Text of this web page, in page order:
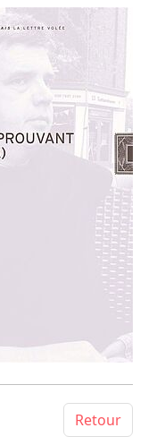
Retour